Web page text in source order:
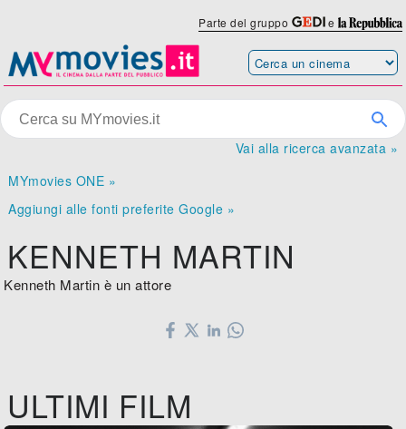
Parte del gruppo e
Vai alla ricerca avanzata »
MYmovies ONE »
Aggiungi alle fonti preferite Google »
KENNETH MARTIN
Kenneth Martin è un attore
ULTIMI FILM